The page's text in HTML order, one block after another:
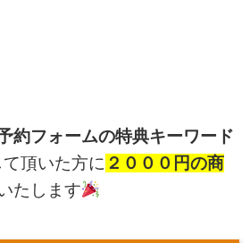
約フォームの特典キーワード
頂いた方に ２０００円の商
たします